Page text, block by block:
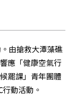
由搶救大潭藻礁
應「健康空氣行
罷課」青年團體
動活動。